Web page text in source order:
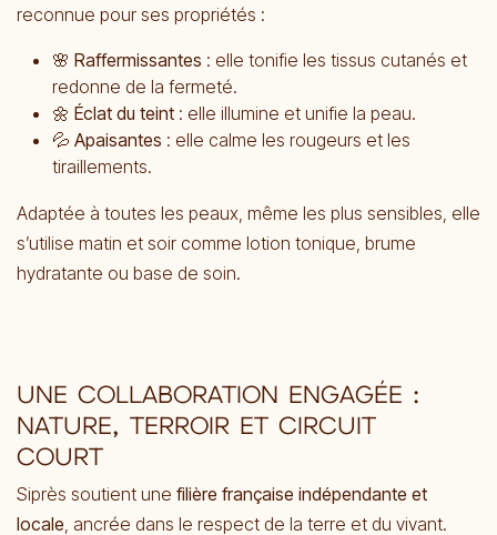
reconnue pour ses propriétés :
🌸 Raffermissantes : elle tonifie les tissus cutanés et
redonne de la fermeté.
🌼 Éclat du teint : elle illumine et unifie la peau.
💦 Apaisantes : elle calme les rougeurs et les
tiraillements.
Adaptée à toutes les peaux, même les plus sensibles, elle
s’utilise matin et soir comme lotion tonique, brume
hydratante ou base de soin.
UNE COLLABORATION ENGAGÉE :
NATURE, TERROIR ET CIRCUIT
COURT
Siprès soutient une filière française indépendante et
locale, ancrée dans le respect de la terre et du vivant.